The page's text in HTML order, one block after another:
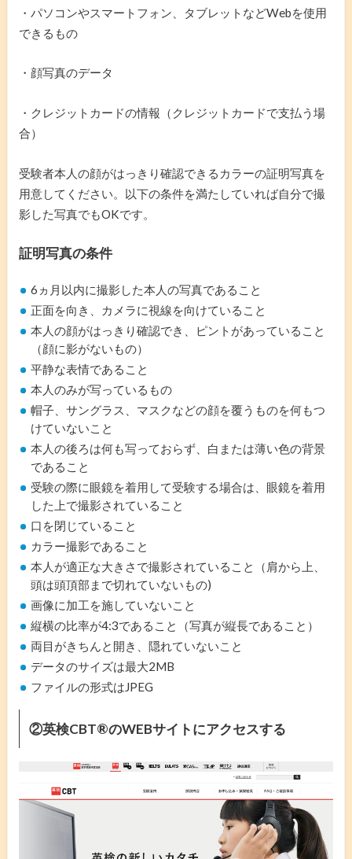
・パソコンやスマートフォン、タブレットなどWebを使用
できるもの
・顔写真のデータ
・クレジットカードの情報（クレジットカードで支払う場
合）
受験者本人の顔がはっきり確認できるカラーの証明写真を
用意してください。以下の条件を満たしていれば自分で撮
影した写真でもOKです。
証明写真の条件
6ヵ月以内に撮影した本人の写真であること
正面を向き、カメラに視線を向けていること
本人の顔がはっきり確認でき、ピントがあっていること
（顔に影がないもの）
平静な表情であること
本人のみが写っているもの
帽子、サングラス、マスクなどの顔を覆うものを何もつ
けていないこと
本人の後ろは何も写っておらず、白または薄い色の背景
であること
受験の際に眼鏡を着用して受験する場合は、眼鏡を着用
した上で撮影されていること
口を閉じていること
カラー撮影であること
本人が適正な大きさで撮影されていること（肩から上、
頭は頭頂部まで切れていないもの)
画像に加工を施していないこと
縦横の比率が4:3であること（写真が縦長であること）
両目がきちんと開き、隠れていないこと
データのサイズは最大2MB
ファイルの形式はJPEG
②英検CBT®️のWEBサイトにアクセスする